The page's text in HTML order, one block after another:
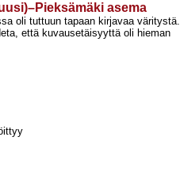
asema
oli tuttuun tapaan kirjavaa väritystä.
että kuvausetäisyyttä oli hieman